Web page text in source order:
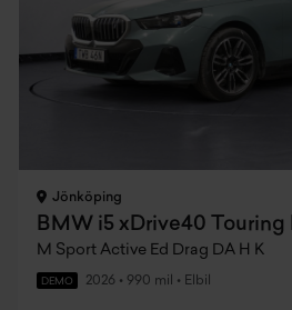
Jönköping
BMW i5 xDrive40 Touring
M Sport Active Ed Drag DA H K
DEMO 2026 • 990 mil • Elbil